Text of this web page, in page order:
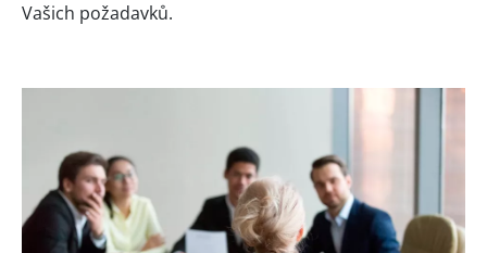
Vašich požadavků.